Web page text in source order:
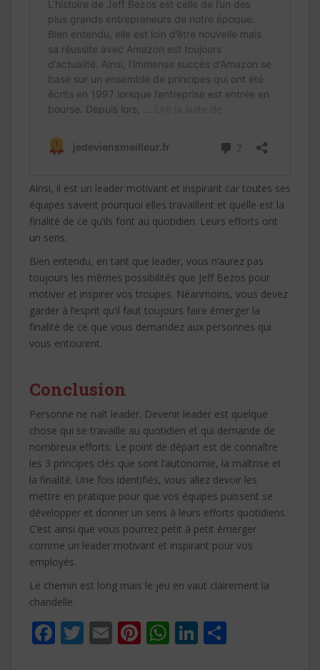
Ainsi, il est un leader motivant et inspirant car toutes ses
équipes savent pourquoi elles travaillent et quelle est la
finalité de ce qu’ils font au quotidien. Leurs efforts ont
un sens.
Bien entendu, en tant que leader, vous n’aurez pas
toujours les mêmes possibilités que Jeff Bezos pour
motiver et inspirer vos troupes. Néanmoins, vous devez
garder à l’esprit qu’il faut toujours faire émerger la
finalité de ce que vous demandez aux personnes qui
vous entourent.
Conclusion
Personne ne naît leader. Devenir leader est quelque
chose qui se travaille au quotidien et qui demande de
nombreux efforts. Le point de départ est de connaître
les 3 principes clés que sont l’autonomie, la maîtrise et
la finalité. Une fois identifiés, vous allez devoir les
mettre en pratique pour que vos équipes puissent se
développer et donner un sens à leurs efforts quotidiens.
C’est ainsi que vous pourrez petit à petit émerger
comme un leader motivant et inspirant pour vos
employés.
Le chemin est long mais le jeu en vaut clairement la
chandelle.
F T E Pi W Li